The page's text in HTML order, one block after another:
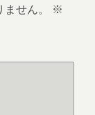
せん。
※